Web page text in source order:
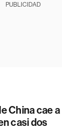
PUBLICIDAD
China cae a
casi dos